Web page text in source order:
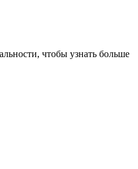
чтобы узнать больше